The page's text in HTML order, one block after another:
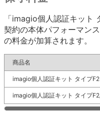
「imagio個人認証キッ
契約の本体パフォーマン
の料金が加算されます。
商品名
imagio個人認証キット タイプ
imagio個人認証キット タイプ